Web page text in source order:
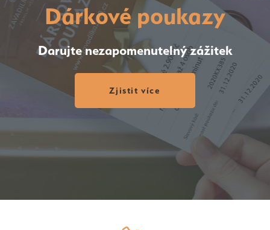
Dárkové poukazy
Darujte nezapomenutelný zážitek
Zjistit více